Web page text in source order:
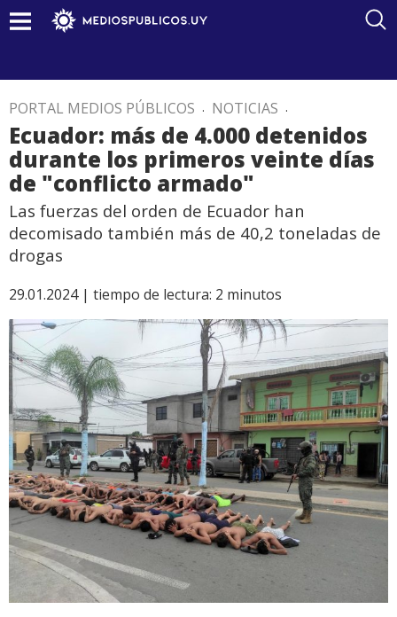
PORTAL MEDIOS PÚBLICOS . NOTICIAS .
Ecuador: más de 4.000 detenidos
durante los primeros veinte días
de "conflicto armado"
Las fuerzas del orden de Ecuador han
decomisado también más de 40,2 toneladas de
drogas
29.01.2024 | tiempo de lectura: 2 minutos